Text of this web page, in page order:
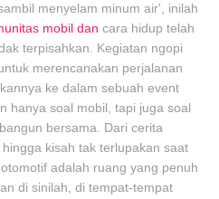
menyelam minum air', inilah
mobil dan cara hidup telah
terpisahkan. Kegiatan ngopi
merencanakan perjalanan
ke dalam sebuah event
hanya soal mobil, tapi juga soal
bersama. Dari cerita
kisah tak terlupakan saat
adalah ruang yang penuh
di sinilah, di tempat-tempat